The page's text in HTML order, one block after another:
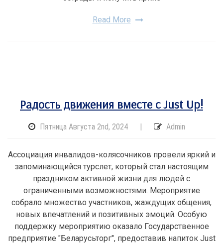
Read More
Радость движения вместе с Just Up!
Пятница Августа 2nd, 2024 | Admin
Ассоциация инвалидов-колясочников провели яркий и
запоминающийся турслет, который стал настоящим
праздником активной жизни для людей с
ограниченными возможностями. Мероприятие
собрало множество участников, жаждущих общения,
новых впечатлений и позитивных эмоций. Особую
поддержку мероприятию оказало Государственное
предприятие "Беларусьторг", предоставив напиток Just